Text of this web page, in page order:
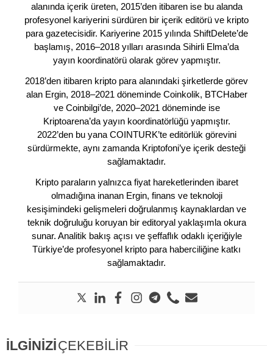
alanında içerik üreten, 2015’den itibaren ise bu alanda
profesyonel kariyerini sürdüren bir içerik editörü ve kripto
para gazetecisidir. Kariyerine 2015 yılında ShiftDelete’de
başlamış, 2016–2018 yılları arasında Sihirli Elma’da
yayın koordinatörü olarak görev yapmıştır.
2018’den itibaren kripto para alanındaki şirketlerde görev
alan Ergin, 2018–2021 döneminde Coinkolik, BTCHaber
ve Coinbilgi’de, 2020–2021 döneminde ise
Kriptoarena’da yayın koordinatörlüğü yapmıştır.
2022’den bu yana COINTURK’te editörlük görevini
sürdürmekte, aynı zamanda Kriptofoni’ye içerik desteği
sağlamaktadır.
Kripto paraların yalnızca fiyat hareketlerinden ibaret
olmadığına inanan Ergin, finans ve teknoloji
kesişimindeki gelişmeleri doğrulanmış kaynaklardan ve
teknik doğruluğu koruyan bir editoryal yaklaşımla okura
sunar. Analitik bakış açısı ve şeffaflık odaklı içeriğiyle
Türkiye’de profesyonel kripto para haberciliğine katkı
sağlamaktadır.
İLGİNİZİÇEKEBİLİR